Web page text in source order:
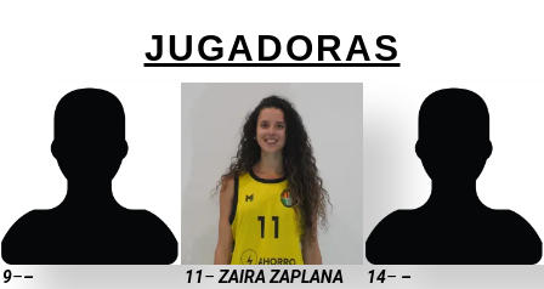
JUGADORAS
9–– 11– ZAIRA ZAPLANA 14– –